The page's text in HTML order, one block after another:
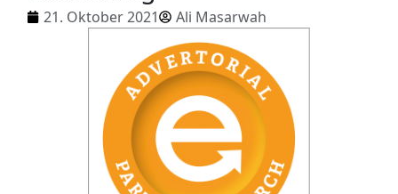
21. Oktober 2021 Ali Masarwah